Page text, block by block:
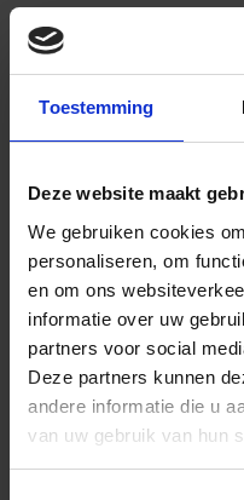
Toestemming
Deze website maakt
We gebruiken cookies
personaliseren, om
en om ons
informatie over uw
partners voor social
Deze partners kunnen
andere informatie die u
van uw gebruik van hun